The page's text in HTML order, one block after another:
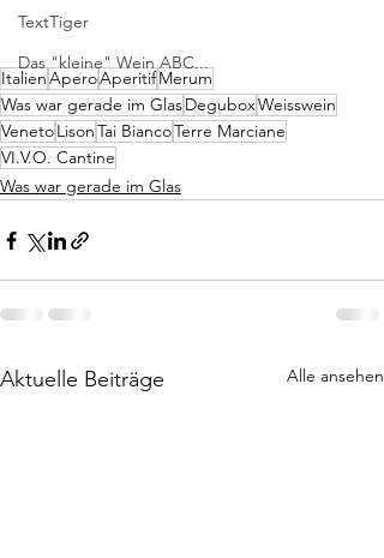
TextTiger
Das "kleine" Wein ABC...
ItalienAperoAperitifMerum
Was war gerade im GlasDeguboxWeisswein
VenetoLisonTai BiancoTerre Marciane
VI.V.O. Cantine
Was war gerade im Glas
Aktuelle Beiträge Alle ansehen